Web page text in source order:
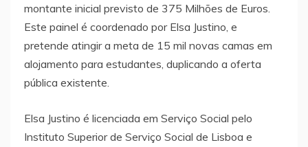
montante inicial previsto de 375 Milhões de Euros.
Este painel é coordenado por Elsa Justino, e
pretende atingir a meta de 15 mil novas camas em
alojamento para estudantes, duplicando a oferta
pública existente.
Elsa Justino é licenciada em Serviço Social pelo
Instituto Superior de Serviço Social de Lisboa e